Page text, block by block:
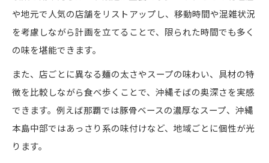
や地元で人気の店舗をリストアップし、移動時間や混雑状況
を考慮しながら計画を立てることで、限られた時間でも多く
の味を堪能できます。
また、店ごとに異なる麺の太さやスープの味わい、具材の特
徴を比較しながら食べ歩くことで、沖縄そばの奥深さを実感
できます。例えば那覇では豚骨ベースの濃厚なスープ、沖縄
本島中部ではあっさり系の味付けなど、地域ごとに個性が光
ります。